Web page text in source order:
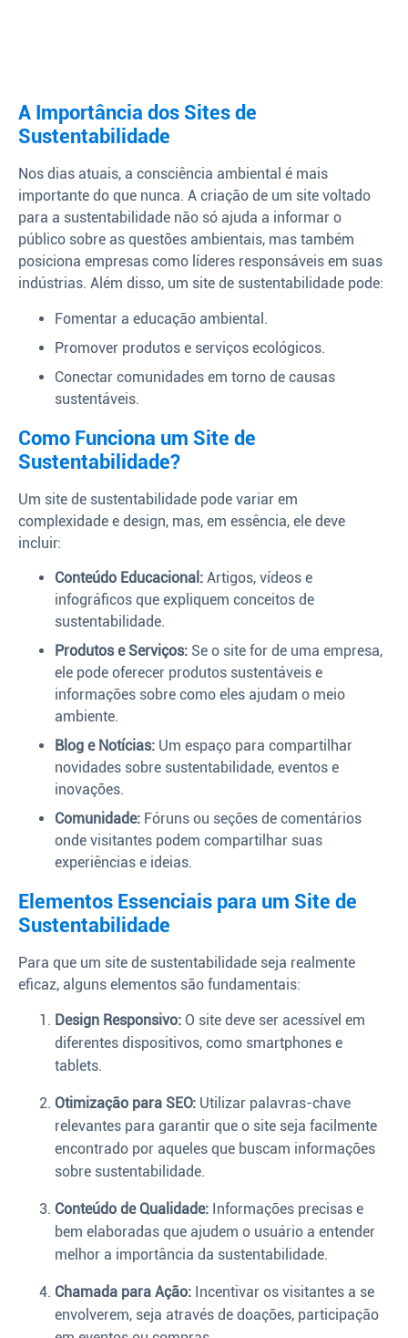
A Importância dos Sites de
Sustentabilidade
Nos dias atuais, a consciência ambiental é mais
importante do que nunca. A criação de um site voltado
para a sustentabilidade não só ajuda a informar o
público sobre as questões ambientais, mas também
posiciona empresas como líderes responsáveis em suas
indústrias. Além disso, um site de sustentabilidade pode:
Fomentar a educação ambiental.
Promover produtos e serviços ecológicos.
Conectar comunidades em torno de causas
sustentáveis.
Como Funciona um Site de
Sustentabilidade?
Um site de sustentabilidade pode variar em
complexidade e design, mas, em essência, ele deve
incluir:
Conteúdo Educacional: Artigos, vídeos e
infográficos que expliquem conceitos de
sustentabilidade.
Produtos e Serviços: Se o site for de uma empresa,
ele pode oferecer produtos sustentáveis e
informações sobre como eles ajudam o meio
ambiente.
Blog e Notícias: Um espaço para compartilhar
novidades sobre sustentabilidade, eventos e
inovações.
Comunidade: Fóruns ou seções de comentários
onde visitantes podem compartilhar suas
experiências e ideias.
Elementos Essenciais para um Site de
Sustentabilidade
Para que um site de sustentabilidade seja realmente
eficaz, alguns elementos são fundamentais:
Design Responsivo: O site deve ser acessível em
diferentes dispositivos, como smartphones e
tablets.
Otimização para SEO: Utilizar palavras-chave
relevantes para garantir que o site seja facilmente
encontrado por aqueles que buscam informações
sobre sustentabilidade.
Conteúdo de Qualidade: Informações precisas e
bem elaboradas que ajudem o usuário a entender
melhor a importância da sustentabilidade.
Chamada para Ação: Incentivar os visitantes a se
envolverem, seja através de doações, participação